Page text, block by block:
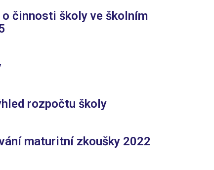
činnosti školy ve školním
rozpočtu školy
maturitní zkoušky 2022